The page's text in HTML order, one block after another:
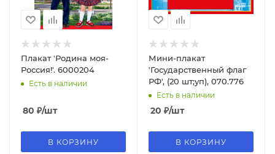
Плакат 'Родина моя-
Россия!'. 6000204
Есть в наличии
80 ₽/шт
В КОРЗИНУ
Мини-плакат
'Государственный флаг
РФ', (20 шт;уп), 070.776
Есть в наличии
20 ₽/шт
В КОРЗИНУ